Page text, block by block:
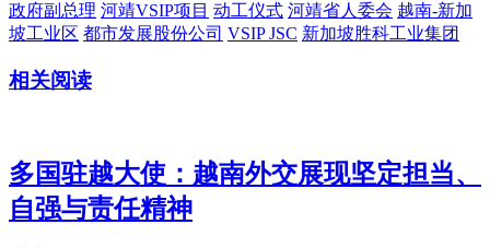
政府副总理 河靖VSIP项目 动工仪式 河靖省人委会 越南-新加
坡工业区 都市发展股份公司 VSIP JSC 新加坡胜科工业集团
相关阅读
多国驻越大使：越南外交展现坚定担当、
自强与责任精神